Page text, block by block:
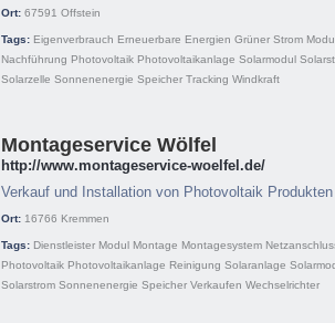
Ort: 67591 Offstein
Tags: Eigenverbrauch Erneuerbare Energien Grüner Strom
Nachführung Photovoltaik Photovoltaikanlage Solarmodul
Solarzelle Sonnenenergie Speicher Tracking Windkraft
Montageservice Wölfel
http://www.montageservice-woelfel.de/
Verkauf und Installation von Photovoltaik Produkten
Ort: 16766 Kremmen
Tags: Dienstleister Modul Montage Montagesystem
Photovoltaik Photovoltaikanlage Reinigung Solaranlage
Solarstrom Sonnenenergie Speicher Verkaufen Wechselrichter